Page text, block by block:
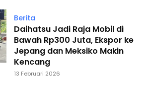
Berita
Daihatsu Jadi Raja Mobil di
Bawah Rp300 Juta, Ekspor ke
Jepang dan Meksiko Makin
Kencang
13 Februari 2026